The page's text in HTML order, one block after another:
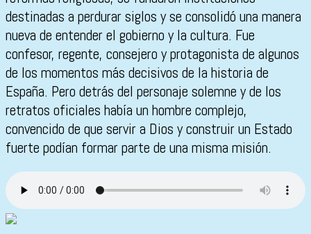
destinadas a perdurar siglos y se consolidó una manera
nueva de entender el gobierno y la cultura. Fue
confesor, regente, consejero y protagonista de algunos
de los momentos más decisivos de la historia de
España. Pero detrás del personaje solemne y de los
retratos oficiales había un hombre complejo,
convencido de que servir a Dios y construir un Estado
fuerte podían formar parte de una misma misión.